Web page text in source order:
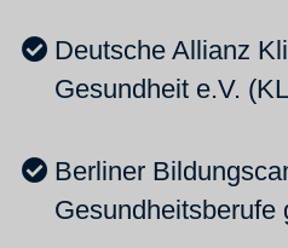
Deutsche Allianz
Gesundheit e.V.
Berliner
Gesundheitsberufe